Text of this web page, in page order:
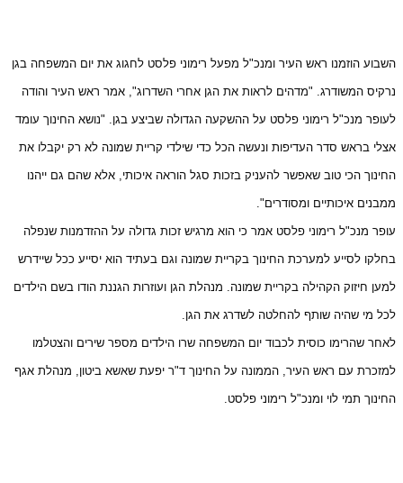
השבוע הוזמנו ראש העיר ומנכ"ל מפעל רימוני פלסט לחגוג את יום המשפחה בגן
נרקיס המשודרג. "מדהים לראות את הגן אחרי השדרוג", אמר ראש העיר והודה
לעופר מנכ"ל רימוני פלסט על ההשקעה הגדולה שביצע בגן. "נושא החינוך עומד
אצלי בראש סדר העדיפות ונעשה הכל כדי שילדי קריית שמונה לא רק יקבלו את
החינוך הכי טוב שאפשר להעניק בזכות סגל הוראה איכותי, אלא שהם גם ייהנו
ממבנים איכותיים ומסודרים".
עופר מנכ"ל רימוני פלסט אמר כי הוא מרגיש זכות גדולה על ההזדמנות שנפלה
בחלקו לסייע למערכת החינוך בקריית שמונה וגם בעתיד הוא יסייע ככל שיידרש
למען חיזוק הקהילה בקריית שמונה. מנהלת הגן ועוזרות הגננת הודו בשם הילדים
לכל מי שהיה שותף להחלטה לשדרג את הגן.
לאחר שהרימו כוסית לכבוד יום המשפחה שרו הילדים מספר שירים והצטלמו
למזכרת עם ראש העיר, הממונה על החינוך ד"ר יפעת שאשא ביטון, מנהלת אגף
החינוך תמי לוי ומנכ"ל רימוני פלסט.